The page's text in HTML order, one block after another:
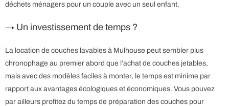
déchets ménagers pour un couple avec un seul enfant.
→ Un investissement de temps ?
La location de couches lavables à Mulhouse peut sembler plus
chronophage au premier abord que l’achat de couches jetables,
mais avec des modèles faciles à monter, le temps est minime par
rapport aux avantages écologiques et économiques. Vous pouvez
par ailleurs profitez du temps de préparation des couches pour